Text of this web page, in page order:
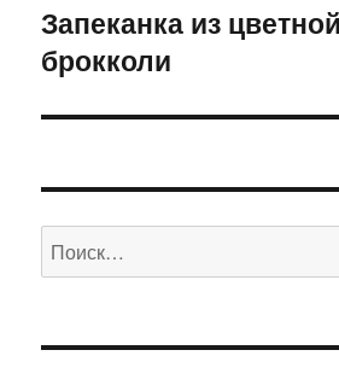
Следующая
запись:
Запеканка из
брокколи
Искать: